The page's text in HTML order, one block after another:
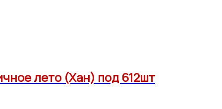
лето (Хан) под 612шт